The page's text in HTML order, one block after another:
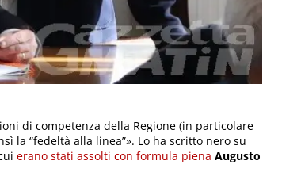
di competenza della Regione (in particolare
la “fedeltà alla linea”». Lo ha scritto nero su
erano stati assolti con formula piena Augusto